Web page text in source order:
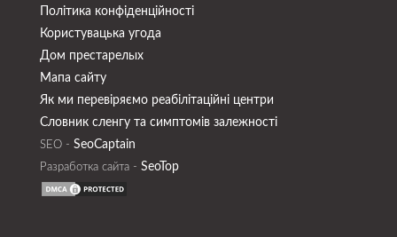
Політика конфіденційності
Користувацька угода
Дом престарелых
Мапа сайту
Як ми перевіряємо реабілітаційні центри
Словник сленгу та симптомів залежності
SEO - SeoСaptain
Разработка сайта - SeoTop